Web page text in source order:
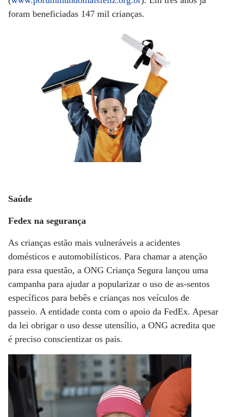
foram beneficiadas 147 mil crianças.
Saúde
Fedex na segurança
As crianças estão mais vulneráveis a acidentes
domésticos e automobilísticos. Para chamar a atenção
para essa questão, a ONG Criança Segura lançou uma
campanha para ajudar a popularizar o uso de as-sentos
específicos para bebês e crianças nos veículos de
passeio. A entidade conta com o apoio da FedEx. Apesar
da lei obrigar o uso desse utensílio, a ONG acredita que
é preciso conscientizar os pais.